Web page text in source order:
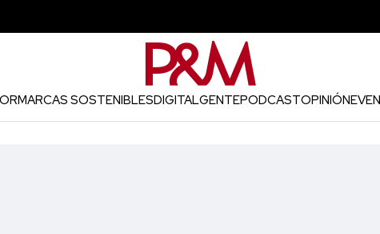
MARCAS SOSTENIBLESDIGITALGENTEPODCASTOPINIÓN